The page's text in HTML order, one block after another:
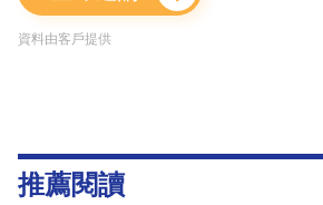
資料由客戶提供
推薦閱讀